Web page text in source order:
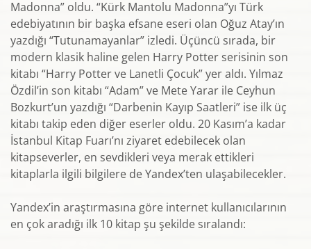
Madonna” oldu. “Kürk Mantolu Madonna”yı Türk
edebiyatının bir başka efsane eseri olan Oğuz Atay’ın
yazdığı “Tutunamayanlar” izledi. Üçüncü sırada, bir
modern klasik haline gelen Harry Potter serisinin son
kitabı “Harry Potter ve Lanetli Çocuk” yer aldı. Yılmaz
Özdil’in son kitabı “Adam” ve Mete Yarar ile Ceyhun
Bozkurt’un yazdığı “Darbenin Kayıp Saatleri” ise ilk üç
kitabı takip eden diğer eserler oldu. 20 Kasım’a kadar
İstanbul Kitap Fuarı’nı ziyaret edebilecek olan
kitapseverler, en sevdikleri veya merak ettikleri
kitaplarla ilgili bilgilere de Yandex’ten ulaşabilecekler.
Yandex’in araştırmasına göre internet kullanıcılarının
en çok aradığı ilk 10 kitap şu şekilde sıralandı: